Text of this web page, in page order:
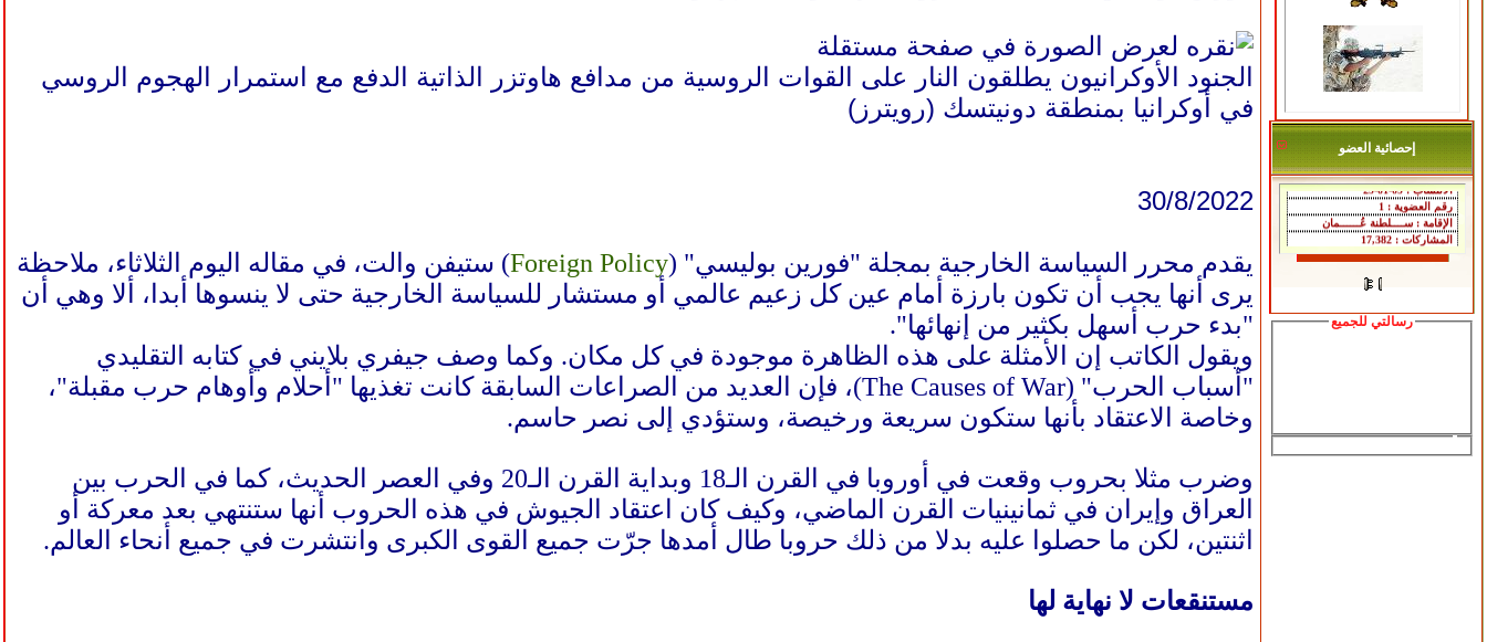
إحصائية العضو
رسالتي للجميع
الجنود الأوكرانيون يطلقون النار على القوات الروسية من مدافع هاوتزر الذاتية الدفع مع استمرار الهجوم الروسي
في أوكرانيا بمنطقة دونيتسك (رويترز)
30/8/2022
يقدم محرر السياسة الخارجية بمجلة "فورين بوليسي" (Foreign Policy) ستيفن والت، في مقاله اليوم الثلاثاء، ملاحظة
يرى أنها يجب أن تكون بارزة أمام عين كل زعيم عالمي أو مستشار للسياسة الخارجية حتى لا ينسوها أبدا، ألا وهي أن
"بدء حرب أسهل بكثير من إنهائها".
ويقول الكاتب إن الأمثلة على هذه الظاهرة موجودة في كل مكان. وكما وصف جيفري بلايني في كتابه التقليدي
"أسباب الحرب" (The Causes of War)، فإن العديد من الصراعات السابقة كانت تغذيها "أحلام وأوهام حرب مقبلة"،
وخاصة الاعتقاد بأنها ستكون سريعة ورخيصة، وستؤدي إلى نصر حاسم.
وضرب مثلا بحروب وقعت في أوروبا في القرن الـ18 وبداية القرن الـ20 وفي العصر الحديث، كما في الحرب بين
العراق وإيران في ثمانينيات القرن الماضي، وكيف كان اعتقاد الجيوش في هذه الحروب أنها ستنتهي بعد معركة أو
اثنتين، لكن ما حصلوا عليه بدلا من ذلك حروبا طال أمدها جرّت جميع القوى الكبرى وانتشرت في جميع أنحاء العالم.
مستنقعات لا نهاية لها